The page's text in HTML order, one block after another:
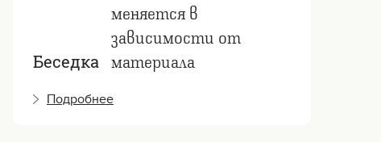
Беседка
меняется в
зависимости от
материала
Подробнее